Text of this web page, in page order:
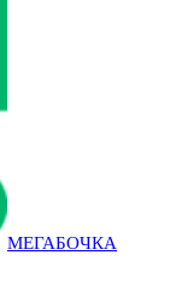
МЕГАБОЧКА